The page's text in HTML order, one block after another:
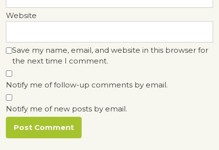
Website
Save my name, email, and website in this browser for
the next time I comment.
Notify me of follow-up comments by email.
Notify me of new posts by email.